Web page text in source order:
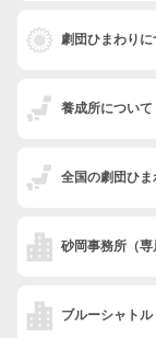
劇団ひまわりに
養成所について
全国の劇団ひま
砂岡事務所 （
ブルーシャトル